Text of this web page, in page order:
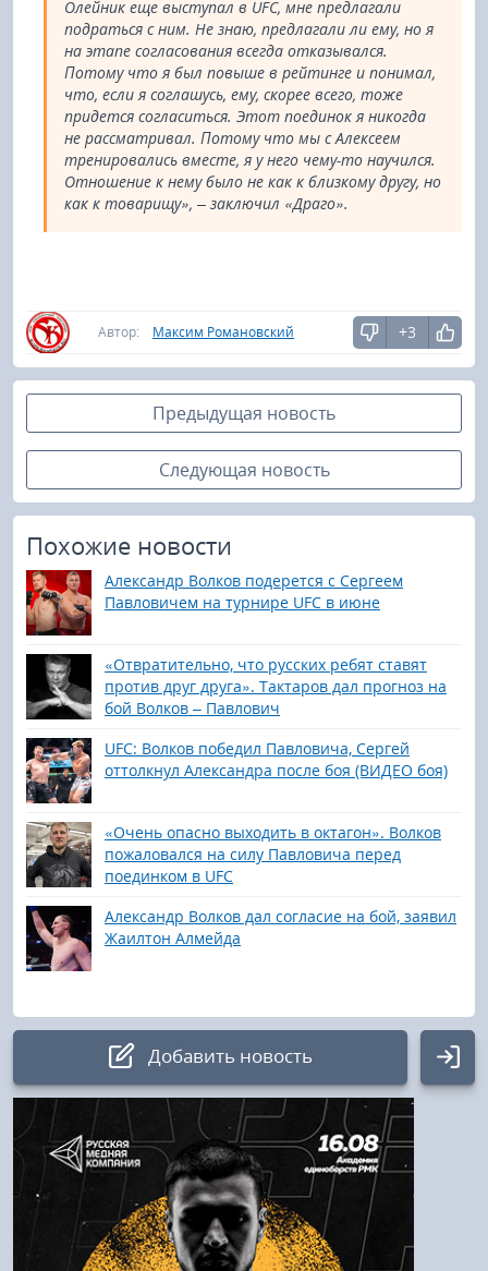
Олейник еще выступал в UFC, мне предлагали
подраться с ним. Не знаю, предлагали ли ему, но я
на этапе согласования всегда отказывался.
Потому что я был повыше в рейтинге и понимал,
что, если я соглашусь, ему, скорее всего, тоже
придется согласиться. Этот поединок я никогда
не рассматривал. Потому что мы с Алексеем
тренировались вместе, я у него чему-то научился.
Отношение к нему было не как к близкому другу, но
как к товарищу», – заключил «Драго».
Автор: Максим Романовский +3
Предыдущая новость
Следующая новость
Похожие новости
Александр Волков подерется с Сергеем
Павловичем на турнире UFC в июне
«Отвратительно, что русских ребят ставят
против друг друга». Тактаров дал прогноз на
бой Волков – Павлович
UFC: Волков победил Павловича, Сергей
оттолкнул Александра после боя (ВИДЕО боя)
«Очень опасно выходить в октагон». Волков
пожаловался на силу Павловича перед
поединком в UFC
Александр Волков дал согласие на бой, заявил
Жаилтон Алмейда
Добавить новость
Авторизация
Логин:
Пароль